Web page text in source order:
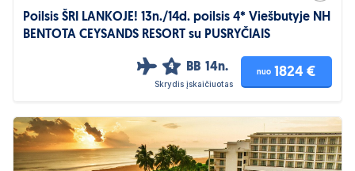
Poilsis ŠRI LANKOJE! 13n./14d. poilsis 4* Viešbutyje NH
BENTOTA CEYSANDS RESORT su PUSRYČIAIS
4 BB 14n.
Skrydis įskaičiuotas
nuo 1824 €